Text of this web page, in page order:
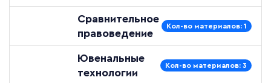
Сравнительное
правоведение
Кол-во материалов: 1
Ювенальные
технологии
Кол-во материалов: 3